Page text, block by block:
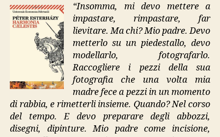
“Insomma, mi devo mettere a
impastare, rimpastare, far
lievitare. Ma chi? Mio padre. Devo
metterlo su un piedestallo, devo
modellarlo, fotografarlo.
Raccogliere i pezzi della sua
fotografia che una volta mia
madre fece a pezzi in un momento
di rabbia, e rimetterli insieme. Quando? Nel corso
del tempo. E devo preparare degli abbozzi,
disegni, dipinture. Mio padre come incisione,